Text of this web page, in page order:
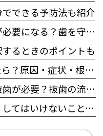
できる予防法も紹介
歯周病が進行すると抜歯が必要になる？歯を守るためにできることも
るときのポイントも
歯の根の先に膿がたまったら？原因・症状・根管治療の流れを徹底確認
虫歯はどのようなときに抜歯が必要？抜歯の流れとその後の治療も
セラミックの歯がしみる！してはいけないこと、対処法を解説！